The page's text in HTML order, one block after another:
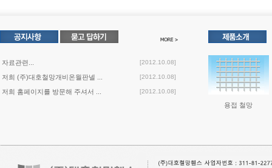
자료관련... [2012.10.08]
저희 (주)대호철망개비온월판넬 ... [2012.10.08]
저희 홈페이지를 방문해 주셔서 ... [2012.10.08]
용접 철망